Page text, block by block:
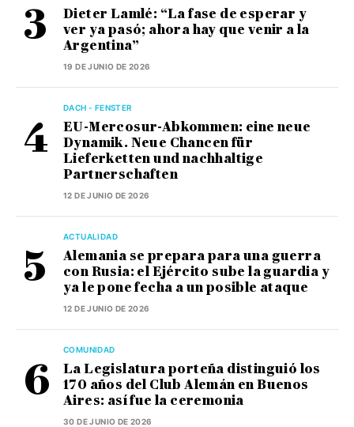
Dieter Lamlé: “La fase de esperar y
ver ya pasó; ahora hay que venir a la
Argentina”
19 DE JUNIO DE 2026
DACH - FENSTER
EU-Mercosur-Abkommen: eine neue
Dynamik. Neue Chancen für
Lieferketten und nachhaltige
Partnerschaften
12 DE JUNIO DE 2026
ACTUALIDAD
Alemania se prepara para una guerra
con Rusia: el Ejército sube la guardia y
ya le pone fecha a un posible ataque
12 DE JUNIO DE 2026
COMUNIDAD
La Legislatura porteña distinguió los
170 años del Club Alemán en Buenos
Aires: así fue la ceremonia
30 DE JUNIO DE 2026